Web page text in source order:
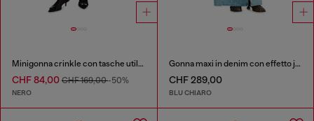
Minigonna crinkle con tasche utility
CHF 84,00 CHF 169,00-50%
NERO
Gonna maxi in denim con effetto jean‑illusion e spacchi
CHF 289,00
BLU CHIARO